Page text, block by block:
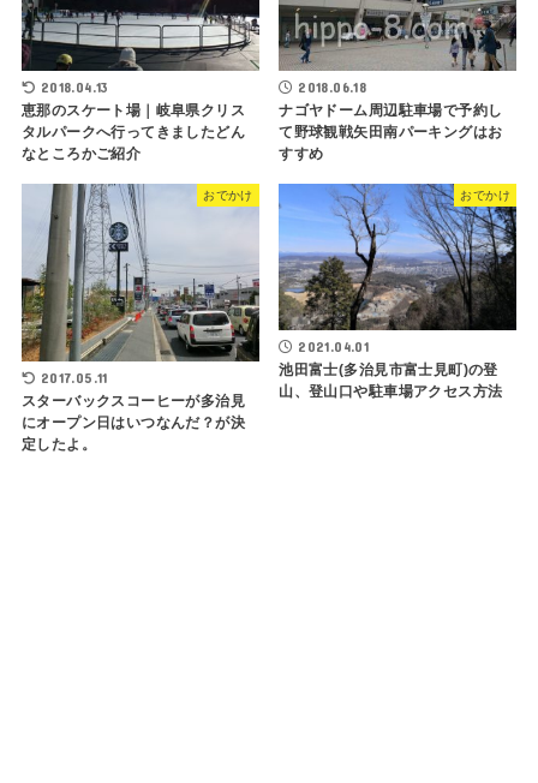
2018.04.13
恵那のスケート場｜岐阜県クリス
タルパークへ行ってきましたどん
なところかご紹介
2018.06.18
ナゴヤドーム周辺駐車場で予約し
て野球観戦矢田南パーキングはお
すすめ
おでかけ
2017.05.11
スターバックスコーヒーが多治見
にオープン日はいつなんだ？が決
定したよ。
おでかけ
2021.04.01
池田富士(多治見市富士見町)の登
山、登山口や駐車場アクセス方法